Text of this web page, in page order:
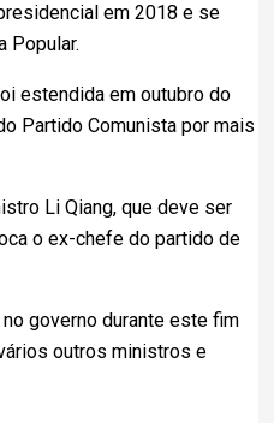
em 2018 e se
Popular.
estendida em outubro do
Partido Comunista por mais
Li Qiang, que deve ser
o ex-chefe do partido de
governo durante este fim
outros ministros e